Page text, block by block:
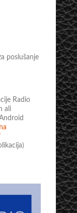
poslušanje
Radio
ali